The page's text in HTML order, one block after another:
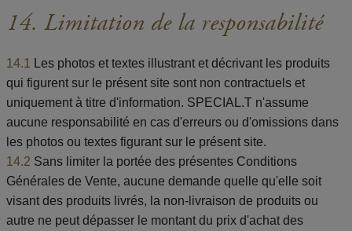
14. Limitation de la responsabilité
14.1
Les photos et textes illustrant et décrivant les produits
qui figurent sur le présent site sont non contractuels et
uniquement à titre d'information. SPECIAL.T n'assume
aucune responsabilité en cas d'erreurs ou d'omissions dans
les photos ou textes figurant sur le présent site.
14.2 Sans limiter la portée des présentes Conditions
Générales de Vente, aucune demande quelle qu'elle soit
visant des produits livrés, la non-livraison de produits ou
autre ne peut dépasser le montant du prix d'achat des